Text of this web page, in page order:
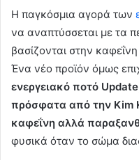
Η παγκόσμια αγορά των
να αναπτύσσεται με τα
βασίζονται στην
Ένα νέο προϊόν όμως
ενεργειακό ποτό
πρόσφατα από την Kim
καφεΐνη αλλά
φυσικά όταν το σώμα